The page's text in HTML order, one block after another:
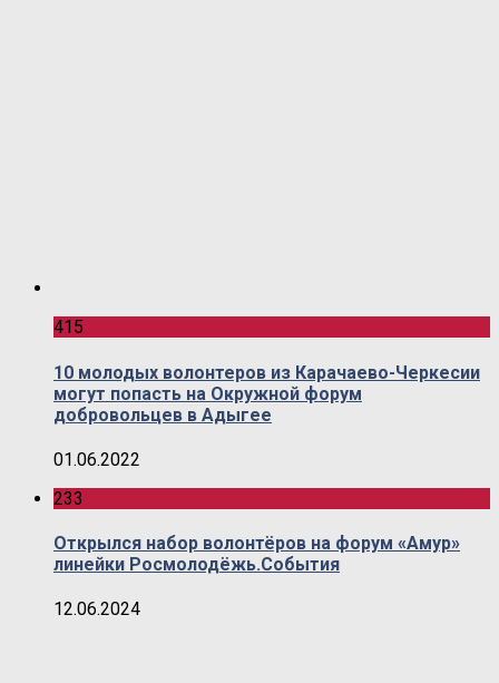
415
10 молодых волонтеров из Карачаево-Черкесии
могут попасть на Окружной форум
добровольцев в Адыгее
01.06.2022
233
Открылся набор волонтёров на форум «Амур»
линейки Росмолодёжь.События
12.06.2024